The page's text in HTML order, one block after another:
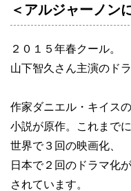
＜アルジャーノン
２０１５年春クール。
山下智久さん主演のドラ
作家ダニエル・キイス
小説が原作。これまでに
世界で３回の映画化、
日本で２回のドラマ化が
されています。